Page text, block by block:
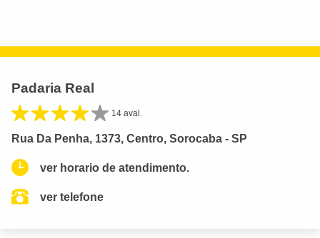
Padaria Real
14 aval.
Rua Da Penha, 1373, Centro, Sorocaba - SP
ver horario de atendimento.
ver telefone